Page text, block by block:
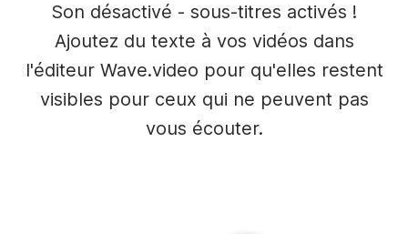
Son désactivé - sous-titres activés !
Ajoutez du texte à vos vidéos dans
l'éditeur Wave.video pour qu'elles restent
visibles pour ceux qui ne peuvent pas
vous écouter.